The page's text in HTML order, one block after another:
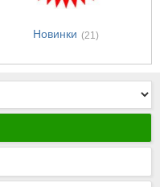
Новинки (21)